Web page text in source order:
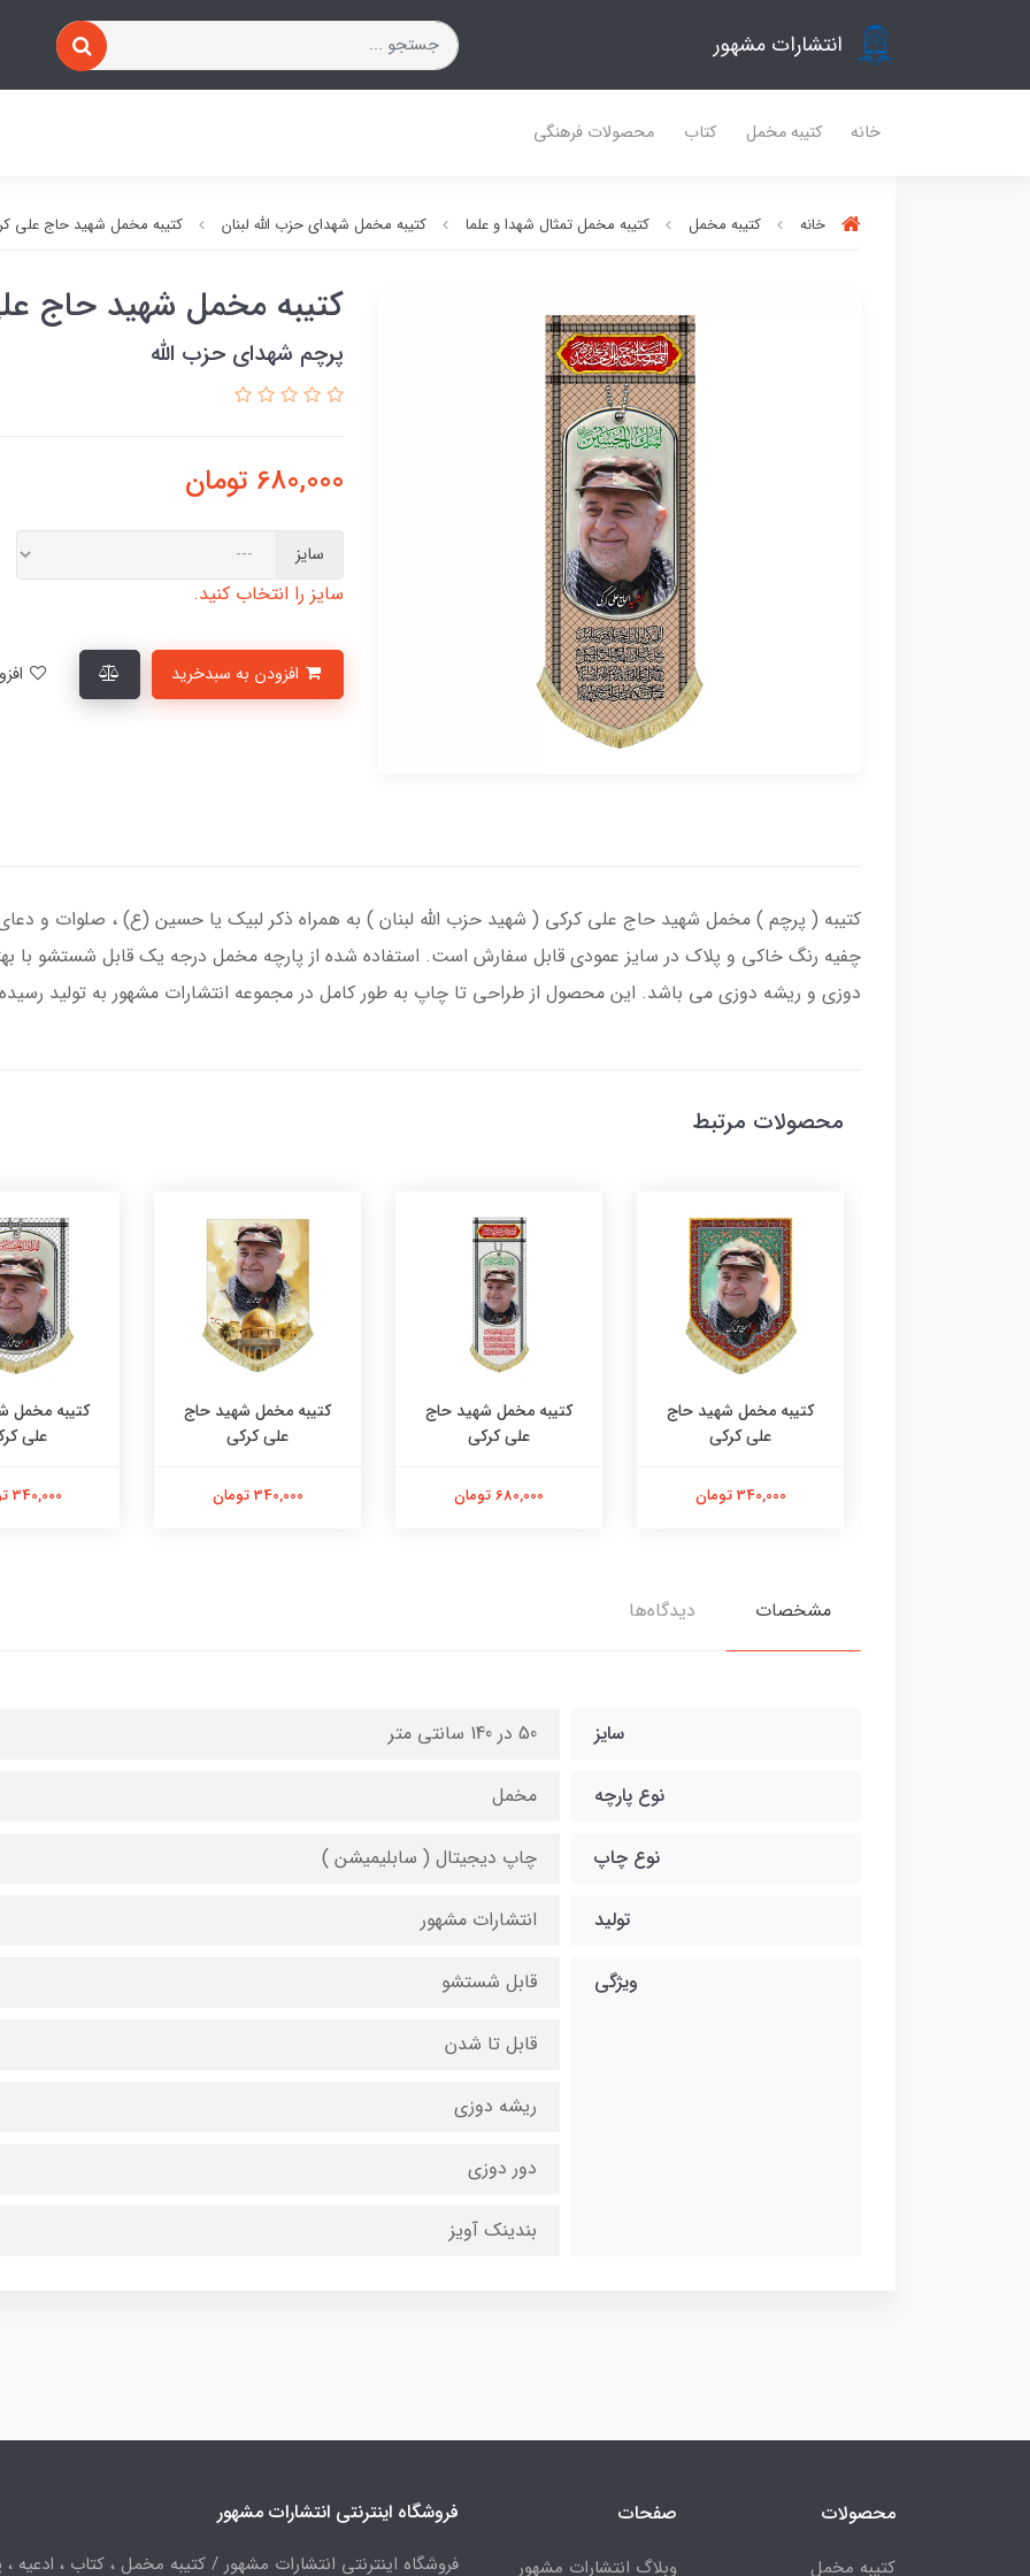
انتشارات مشهور
خانه کتیبه مخمل کتاب محصولات فرهنگی
خانه کتیبه مخمل کتیبه مخمل تمثال شهدا و علما کتیبه مخمل شهدای حزب الله لبنان کتیبه مخمل شهید حاج علی
کتیبه مخمل شهید حاج
پرچم شهدای حزب الله
680,000 تومان
سایز
سایز را انتخاب کنید.
کتیبه ( پرچم ) مخمل شهید حاج علی کرکی ( شهید حزب الله لبنان ) به همراه ذکر لبیک یا حسین (ع) ، صلوات و
چفیه رنگ خاکی و پلاک در سایز عمودی قابل سفارش است. استفاده شده از پارچه مخمل درجه یک قابل شستشو با
دوزی و ریشه دوزی می باشد. این محصول از طراحی تا چاپ به طور کامل در مجموعه انتشارات مشهور به تولید
محصولات مرتبط
کتیبه مخمل شهید حاج
علی کرکی
340,000 تومان
کتیبه مخمل شهید حاج
علی کرکی
680,000 تومان
کتیبه مخمل شهید حاج
علی کرکی
340,000 تومان
کتیبه مخمل
علی
340,000 تومان
مشخصات دیدگاه‌ها
سایز 50 در 140 سانتی متر
نوع پارچه مخمل
نوع چاپ چاپ دیجیتال ( سابلیمیشن )
تولید انتشارات مشهور
ویژگی قابل شستشو
قابل تا شدن
ریشه دوزی
دور دوزی
بندینک آویز
محصولات
کتیبه مخمل
صفحات
وبلاگ انتشارات مشهور
فروشگاه اینترنتی انتشارات مشهور
فروشگاه اینترنتی انتشارات مشهور / کتیبه مخمل ، کتاب ، ادعیه ،